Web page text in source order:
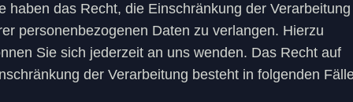
haben das Recht, die Einschränkung der Verarbeitung
personenbezogenen Daten zu verlangen. Hierzu
Sie sich jederzeit an uns wenden. Das Recht auf
der Verarbeitung besteht in folgenden